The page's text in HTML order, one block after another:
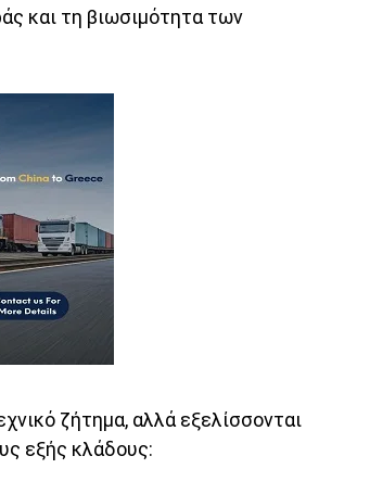
και τη βιωσιμότητα των
ζήτημα, αλλά εξελίσσονται
εξής κλάδους: